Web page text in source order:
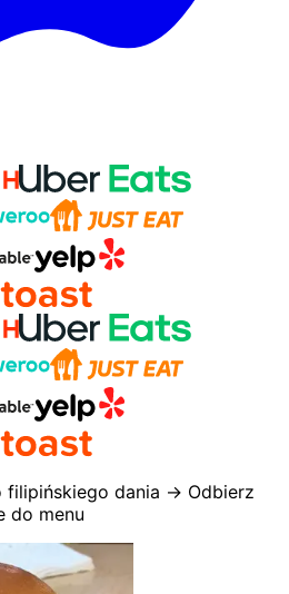
filipińskiego dania → Odbierz
do menu